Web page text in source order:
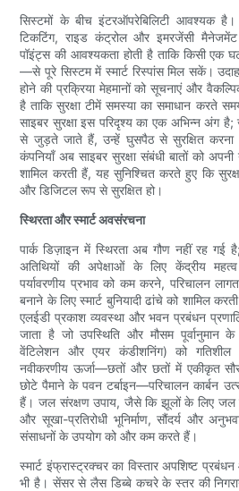
सिस्टमों के बीच इंटरऑपरेबिलिटी आवश्यक
टिकटिंग, राइड कंट्रोल और इमरजेंसी मैनेजमेंट
पॉइंट्स की आवश्यकता होती है ताकि किसी एक
—से पूरे सिस्टम में स्मार्ट रिस्पांस मिल सकें।
होने की प्रक्रिया मेहमानों को सूचनाएं और
है ताकि सुरक्षा टीमें समस्या का समाधान करते
साइबर सुरक्षा इस परिदृश्य का एक अभिन्न अंग
से जुड़ते जाते हैं, उन्हें घुसपैठ से सुरक्षित करना
कंपनियाँ अब साइबर सुरक्षा संबंधी बातों को
शामिल करती हैं, यह सुनिश्चित करते हुए कि
और डिजिटल रूप से सुरक्षित हो।
स्थिरता और स्मार्ट अवसंरचना
पार्क डिज़ाइन में स्थिरता अब गौण नहीं रह गई
अतिथियों की अपेक्षाओं के लिए केंद्रीय
पर्यावरणीय प्रभाव को कम करने, परिचालन
बनाने के लिए स्मार्ट बुनियादी ढांचे को शामिल
एलईडी प्रकाश व्यवस्था और भवन प्रबंधन
जाता है जो उपस्थिति और मौसम पूर्वानुमान के
वेंटिलेशन और एयर कंडीशनिंग) को
नवीकरणीय ऊर्जा—छतों और छतों में एकीकृत
छोटे पैमाने के पवन टर्बाइन—परिचालन कार्बन
हैं। जल संरक्षण उपाय, जैसे कि झूलों के लिए जल
और सूखा-प्रतिरोधी भूनिर्माण, सौंदर्य और
संसाधनों के उपयोग को और कम करते हैं।
स्मार्ट इंफ्रास्ट्रक्चर का विस्तार अपशिष्ट
भी है। सेंसर से लैस डिब्बे कचरे के स्तर की